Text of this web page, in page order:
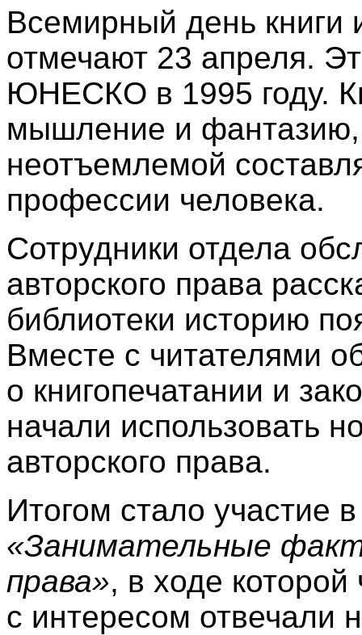
Всемирный день книги
отмечают 23 апреля.
ЮНЕСКО в 1995 году.
мышление и фантазию,
неотъемлемой
профессии человека.
Сотрудники отдела
авторского права
библиотеки историю
Вместе с читателями
о книгопечатании и
начали использовать
авторского права.
Итогом стало участие
«Занимательные
права», в ходе которой
с интересом отвечали